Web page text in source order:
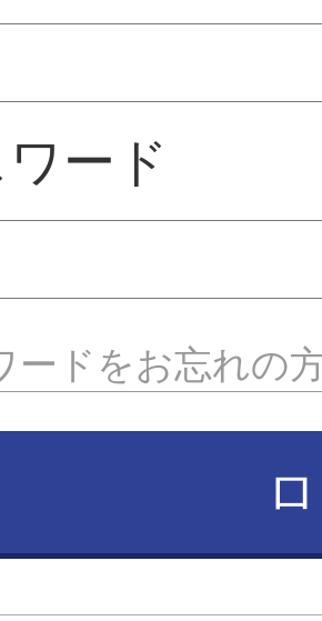
ード
ードをお忘れの